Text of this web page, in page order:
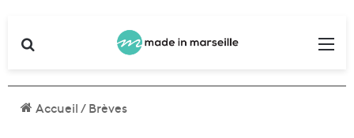
Accueil/Brèves